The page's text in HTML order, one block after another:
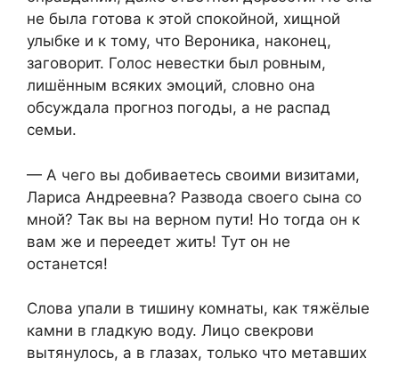
не была готова к этой спокойной, хищной
улыбке и к тому, что Вероника, наконец,
заговорит. Голос невестки был ровным,
лишённым всяких эмоций, словно она
обсуждала прогноз погоды, а не распад
семьи.
— А чего вы добиваетесь своими визитами,
Лариса Андреевна? Развода своего сына со
мной? Так вы на верном пути! Но тогда он к
вам же и переедет жить! Тут он не
останется!
Слова упали в тишину комнаты, как тяжёлые
камни в гладкую воду. Лицо свекрови
вытянулось, а в глазах, только что метавших